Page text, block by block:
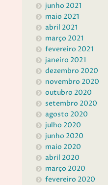
junho 2021
maio 2021
abril 2021
março 2021
fevereiro 2021
janeiro 2021
dezembro 2020
novembro 2020
outubro 2020
setembro 2020
agosto 2020
julho 2020
junho 2020
maio 2020
abril 2020
março 2020
fevereiro 2020